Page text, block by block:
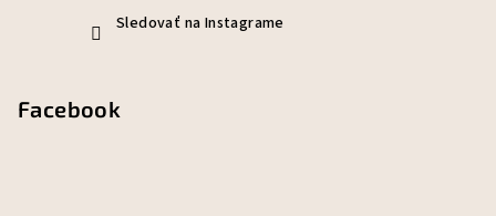
Sledovať na Instagrame
Facebook